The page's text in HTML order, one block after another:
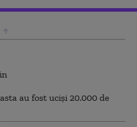
au fost uciși 20.000 de